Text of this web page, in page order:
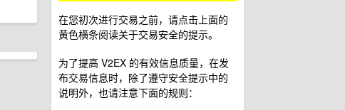
在您初次进行交易之前，请点击上面的
黄色横条阅读关于交易安全的提示。
为了提高 V2EX 的有效信息质量，在发
布交易信息时，除了遵守安全提示中的
说明外，也请注意下面的规则：